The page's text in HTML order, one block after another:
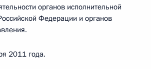
органов исполнительной
Федерации и органов
2011 года.